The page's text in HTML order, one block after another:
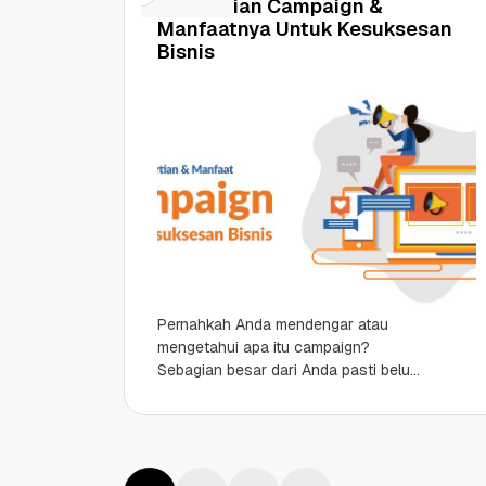
Terbaru
20 Nov, 2025
Pengertian Campaign &
Manfaatnya Untuk Kesuksesan
Bisnis
Pernahkah Anda mendengar atau
mengetahui apa itu campaign?
Sebagian besar dari Anda pasti belum
hanya sebagian kecil yang sudah